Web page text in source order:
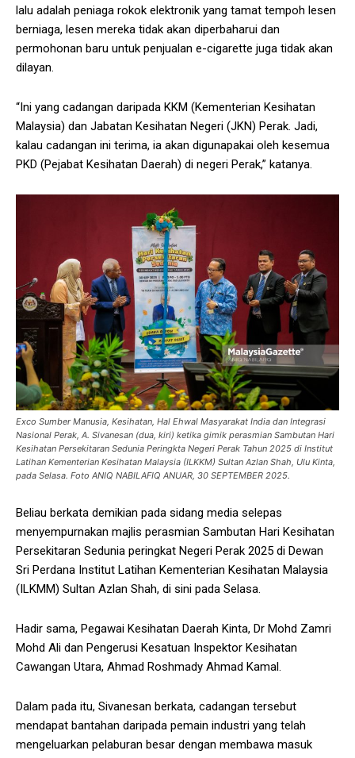
lalu adalah peniaga rokok elektronik yang tamat tempoh lesen
berniaga, lesen mereka tidak akan diperbaharui dan
permohonan baru untuk penjualan e-cigarette juga tidak akan
dilayan.
“Ini yang cadangan daripada KKM (Kementerian Kesihatan
Malaysia) dan Jabatan Kesihatan Negeri (JKN) Perak. Jadi,
kalau cadangan ini terima, ia akan digunapakai oleh kesemua
PKD (Pejabat Kesihatan Daerah) di negeri Perak,” katanya.
Exco Sumber Manusia, Kesihatan, Hal Ehwal Masyarakat India dan Integrasi
Nasional Perak, A. Sivanesan (dua, kiri) ketika gimik perasmian Sambutan Hari
Kesihatan Persekitaran Sedunia Peringkta Negeri Perak Tahun 2025 di Institut
Latihan Kementerian Kesihatan Malaysia (ILKKM) Sultan Azlan Shah, Ulu Kinta,
pada Selasa. Foto ANIQ NABILAFIQ ANUAR, 30 SEPTEMBER 2025.
Beliau berkata demikian pada sidang media selepas
menyempurnakan majlis perasmian Sambutan Hari Kesihatan
Persekitaran Sedunia peringkat Negeri Perak 2025 di Dewan
Sri Perdana Institut Latihan Kementerian Kesihatan Malaysia
(ILKMM) Sultan Azlan Shah, di sini pada Selasa.
Hadir sama, Pegawai Kesihatan Daerah Kinta, Dr Mohd Zamri
Mohd Ali dan Pengerusi Kesatuan Inspektor Kesihatan
Cawangan Utara, ⁠Ahmad Roshmady Ahmad Kamal.
Dalam pada itu, Sivanesan berkata, cadangan tersebut
mendapat bantahan daripada pemain industri yang telah
mengeluarkan pelaburan besar dengan membawa masuk